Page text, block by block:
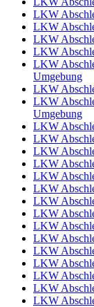
LKW
LKW
LKW
LKW
LKW
Umgebung
LKW
LKW
Umgebung
LKW
LKW
LKW
LKW
LKW
LKW
LKW
LKW
LKW
LKW
LKW
LKW
LKW
LKW
LKW